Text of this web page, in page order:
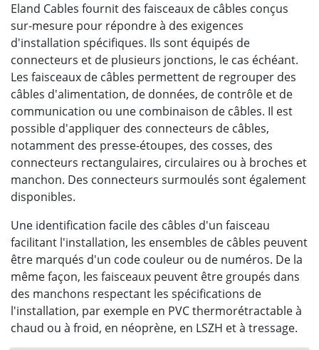
Eland Cables fournit des faisceaux de câbles conçus
sur-mesure pour répondre à des exigences
d'installation spécifiques. Ils sont équipés de
connecteurs et de plusieurs jonctions, le cas échéant.
Les faisceaux de câbles permettent de regrouper des
câbles d'alimentation, de données, de contrôle et de
communication ou une combinaison de câbles. Il est
possible d'appliquer des connecteurs de câbles,
notamment des presse-étoupes, des cosses, des
connecteurs rectangulaires, circulaires ou à broches et
manchon. Des connecteurs surmoulés sont également
disponibles.
Une identification facile des câbles d'un faisceau
facilitant l'installation, les ensembles de câbles peuvent
être marqués d'un code couleur ou de numéros. De la
même façon, les faisceaux peuvent être groupés dans
des manchons respectant les spécifications de
l'installation, par exemple en PVC thermorétractable à
chaud ou à froid, en néoprène, en LSZH et à tressage.